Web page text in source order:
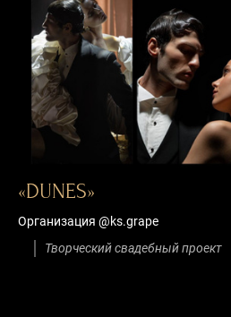
«DUNES»
Организация @ks.grape
Творческий свадебный проект